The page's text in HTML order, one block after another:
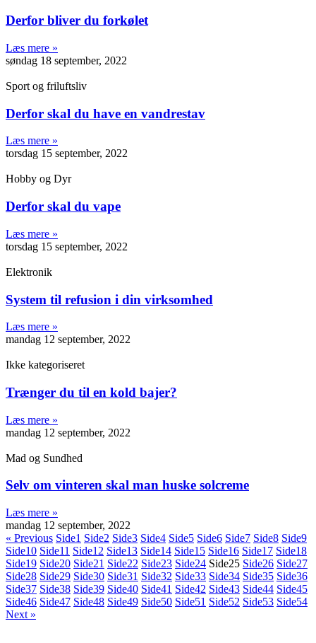
Derfor bliver du forkølet
Læs mere »
søndag 18 september, 2022
Sport og friluftsliv
Derfor skal du have en vandrestav
Læs mere »
torsdag 15 september, 2022
Hobby og Dyr
Derfor skal du vape
Læs mere »
torsdag 15 september, 2022
Elektronik
System til refusion i din virksomhed
Læs mere »
mandag 12 september, 2022
Ikke kategoriseret
Trænger du til en kold bajer?
Læs mere »
mandag 12 september, 2022
Mad og Sundhed
Selv om vinteren skal man huske solcreme
Læs mere »
mandag 12 september, 2022
« Previous Side1 Side2 Side3 Side4 Side5 Side6 Side7 Side8 Side9
Side10 Side11 Side12 Side13 Side14 Side15 Side16 Side17 Side18
Side19 Side20 Side21 Side22 Side23 Side24 Side25 Side26 Side27
Side28 Side29 Side30 Side31 Side32 Side33 Side34 Side35 Side36
Side37 Side38 Side39 Side40 Side41 Side42 Side43 Side44 Side45
Side46 Side47 Side48 Side49 Side50 Side51 Side52 Side53 Side54
Next »